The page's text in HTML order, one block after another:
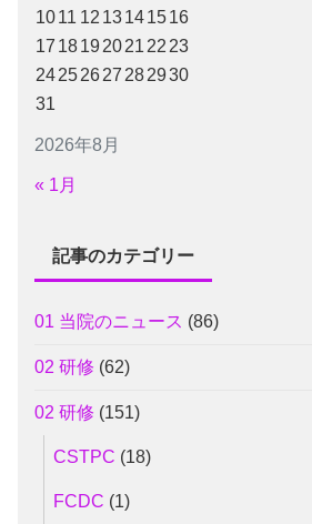
2026年8月
1011 12 13141516
17 181920212223
24252627282930
31
« 1月
記事のカテゴリー
01 当院のニュース (86)
02 研修 (62)
02 研修 (151)
CSTPC (18)
FCDC (1)